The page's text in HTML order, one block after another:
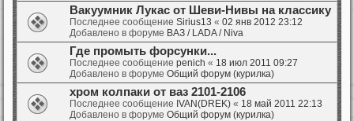
Вакуумник Лукас от Шеви-Нивы на классику
Последнее сообщение Sirius13 « 02 янв 2012 23:12
Добавлено в форуме ВАЗ / LADA / Niva
Где промыть форсунки...
Последнее сообщение penich « 18 июл 2011 09:27
Добавлено в форуме Общий форум (курилка)
хром колпаки от ваз 2101-2106
Последнее сообщение IVAN(DREK) « 18 май 2011 22:13
Добавлено в форуме Общий форум (курилка)